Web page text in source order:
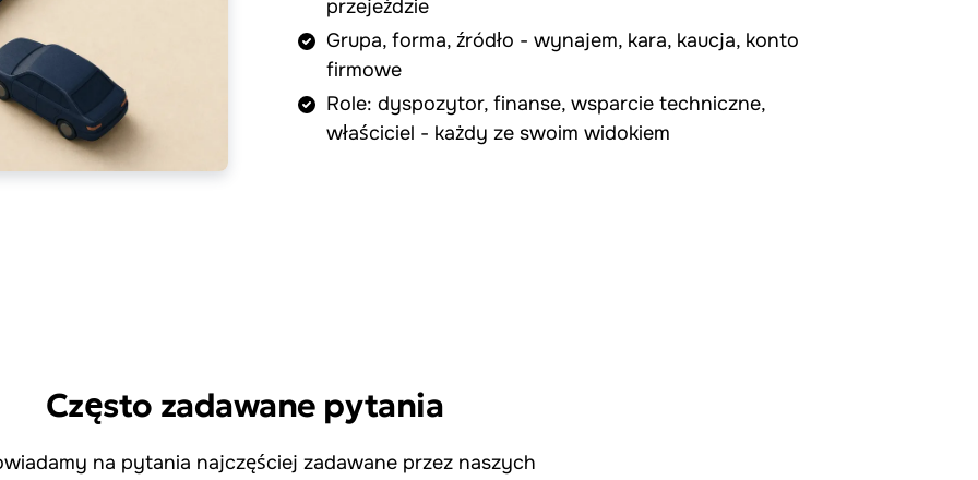
przejeździe
Grupa, forma, źródło - wynajem, kara, kaucja, konto
firmowe
Role: dyspozytor, finanse, wsparcie techniczne,
właściciel - każdy ze swoim widokiem
Często zadawane pytania
na pytania najczęściej zadawane przez naszych